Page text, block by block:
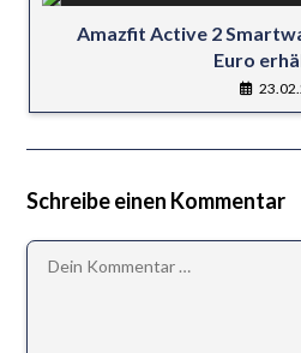
Amazfit Active 2
Euro
Schreibe einen Kommentar